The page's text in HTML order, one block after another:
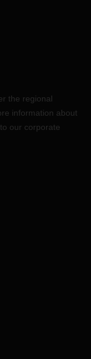
the regional
information about
our corporate